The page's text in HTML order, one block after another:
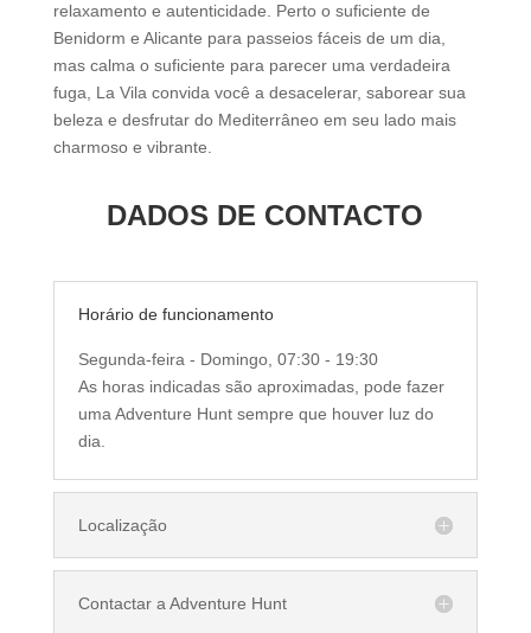
relaxamento e autenticidade. Perto o suficiente de
Benidorm e Alicante para passeios fáceis de um dia,
mas calma o suficiente para parecer uma verdadeira
fuga, La Vila convida você a desacelerar, saborear sua
beleza e desfrutar do Mediterrâneo em seu lado mais
charmoso e vibrante.
DADOS DE CONTACTO
Horário de funcionamento
Segunda-feira - Domingo, 07:30 - 19:30
As horas indicadas são aproximadas, pode fazer
uma Adventure Hunt sempre que houver luz do
dia.
Localização
Contactar a Adventure Hunt